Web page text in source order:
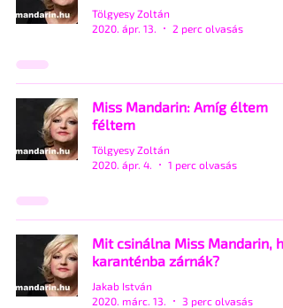
Tölgyesy Zoltán
2020. ápr. 13.
2 perc olvasás
Miss Mandarin: Amíg éltem
féltem
Tölgyesy Zoltán
2020. ápr. 4.
1 perc olvasás
Mit csinálna Miss Mandarin, ha
karanténba zárnák?
Jakab István
2020. márc. 13.
3 perc olvasás